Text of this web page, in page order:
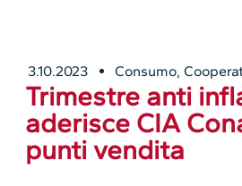
3.10.2023 Consumo,
Trimestre anti
aderisce CIA
punti vendita